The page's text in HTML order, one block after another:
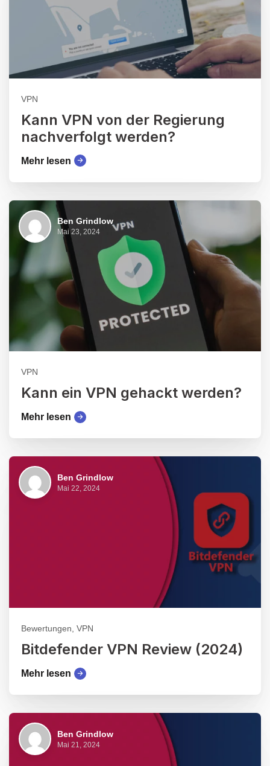
VPN
Kann VPN von der Regierung
nachverfolgt werden?
Mehr lesen
Ben Grindlow
Mai 23, 2024
VPN
Kann ein VPN gehackt werden?
Mehr lesen
Ben Grindlow
Mai 22, 2024
Bewertungen, VPN
Bitdefender VPN Review (2024)
Mehr lesen
Ben Grindlow
Mai 21, 2024